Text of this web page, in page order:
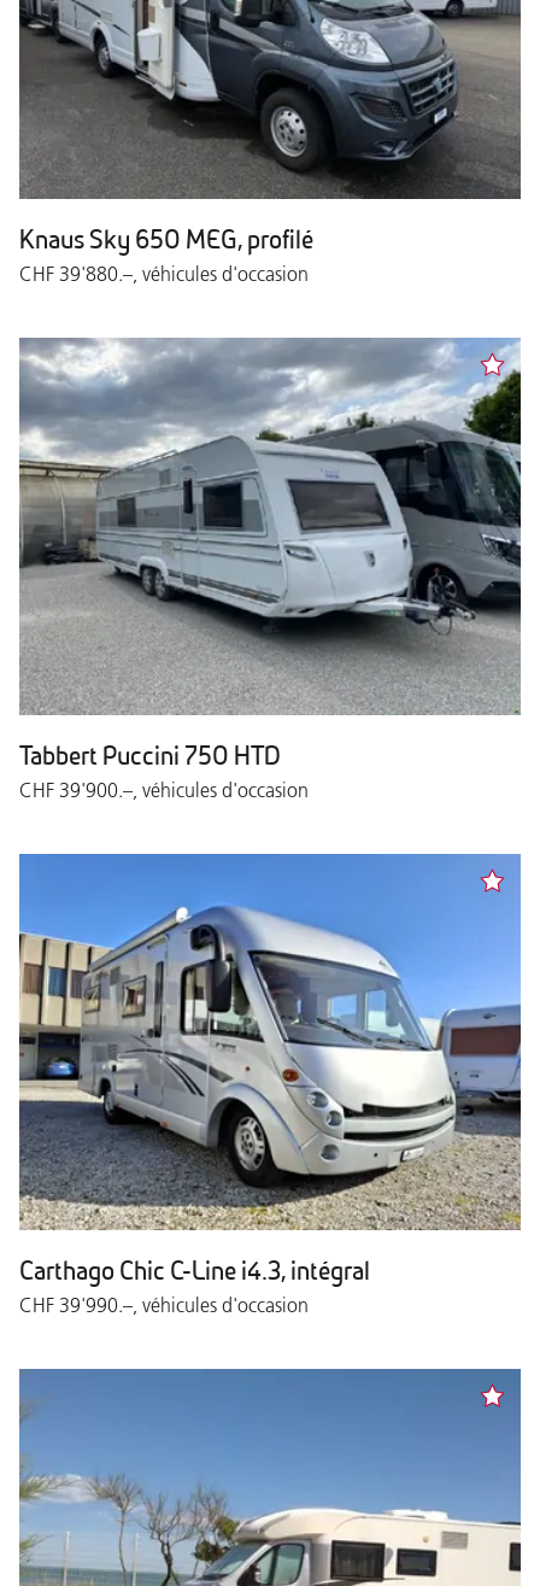
Knaus Sky 650 MEG, profilé
CHF 39'880.–, véhicules d'occasion
Tabbert Puccini 750 HTD
CHF 39'900.–, véhicules d'occasion
Carthago Chic C-Line i4.3, intégral
CHF 39'990.–, véhicules d'occasion